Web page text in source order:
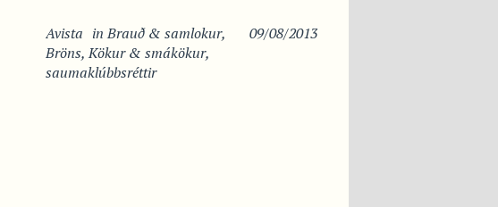
09/08/2013
Avista inBrauð & samlokur,
Bröns,Kökur & smákökur,
saumaklúbbsréttir